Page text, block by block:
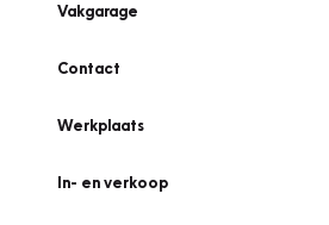
Vakgarage
Contact
Werkplaats
In- en verkoop